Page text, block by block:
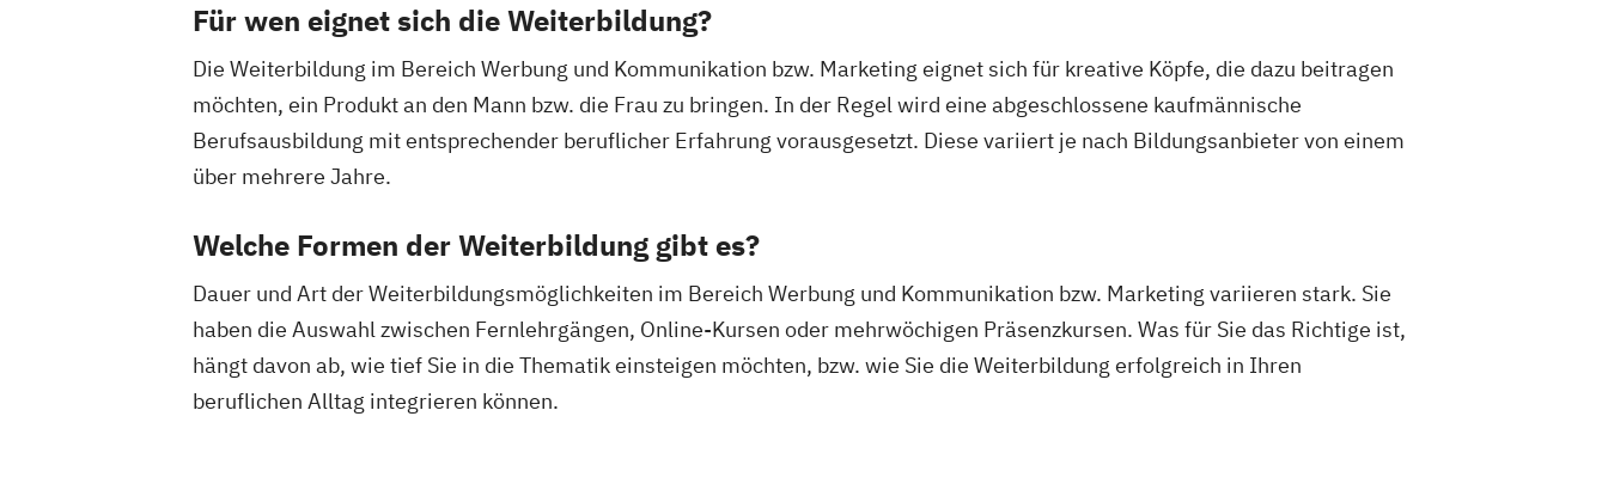
Für wen eignet sich die Weiterbildung?
Die Weiterbildung im Bereich Werbung und Kommunikation bzw. Marketing eignet sich für kreative Köpfe, die dazu beitragen
möchten, ein Produkt an den Mann bzw. die Frau zu bringen. In der Regel wird eine abgeschlossene kaufmännische
Berufsausbildung mit entsprechender beruflicher Erfahrung vorausgesetzt. Diese variiert je nach Bildungsanbieter von einem
über mehrere Jahre.
Welche Formen der Weiterbildung gibt es?
Dauer und Art der Weiterbildungsmöglichkeiten im Bereich Werbung und Kommunikation bzw. Marketing variieren stark. Sie
haben die Auswahl zwischen Fernlehrgängen, Online-Kursen oder mehrwöchigen Präsenzkursen. Was für Sie das Richtige ist,
hängt davon ab, wie tief Sie in die Thematik einsteigen möchten, bzw. wie Sie die Weiterbildung erfolgreich in Ihren
beruflichen Alltag integrieren können.